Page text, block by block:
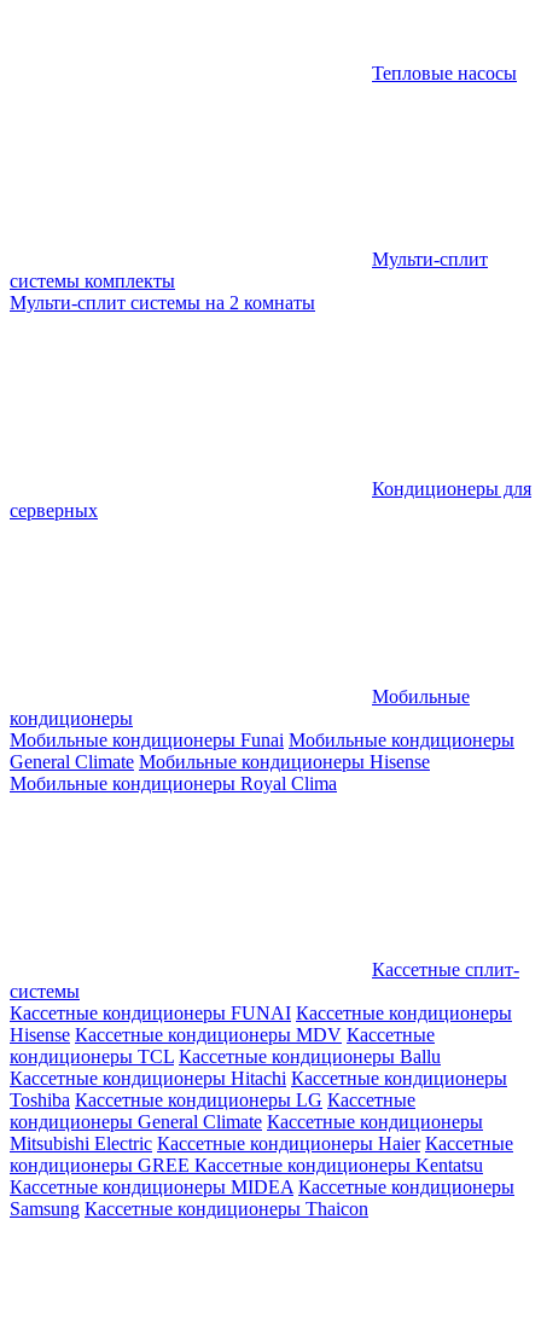
Тепловые насосы
Мульти-сплит
системы комплекты
Мульти-сплит системы на 2 комнаты
Кондиционеры для
серверных
Мобильные
кондиционеры
Мобильные кондиционеры Funai Мобильные кондиционеры
General Climate Мобильные кондиционеры Hisense
Мобильные кондиционеры Royal Clima
Кассетные сплит-
системы
Кассетные кондиционеры FUNAI Кассетные кондиционеры
Hisense Кассетные кондиционеры MDV Кассетные
кондиционеры TCL Кассетные кондиционеры Ballu
Кассетные кондиционеры Hitachi Кассетные кондиционеры
Toshiba Кассетные кондиционеры LG Кассетные
кондиционеры General Climate Кассетные кондиционеры
Mitsubishi Electric Кассетные кондиционеры Haier Кассетные
кондиционеры GREE Кассетные кондиционеры Kentatsu
Кассетные кондиционеры MIDEA Кассетные кондиционеры
Samsung Кассетные кондиционеры Thaicon